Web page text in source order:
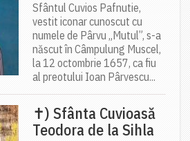
Sfântul Cuvios Pafnutie,
vestit iconar cunoscut cu
numele de Pârvu „Mutul”, s-a
născut în Câmpulung Muscel,
la 12 octombrie 1657, ca fiu
al preotului Ioan Pârvescu...
✝) Sfânta Cuvioasă
Teodora de la Sihla